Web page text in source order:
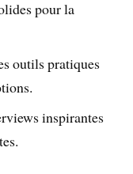
pour la
outils pratiques
inspirantes